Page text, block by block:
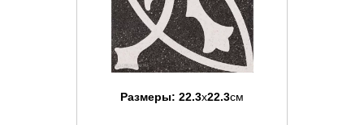
Размеры: 22.3x22.3см